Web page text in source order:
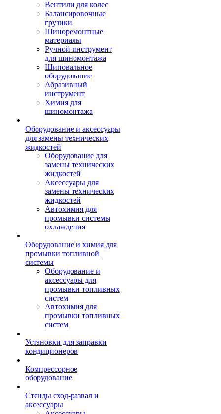
Вентили для колес
Балансировочные
грузики
Шиноремонтные
материалы
Ручной инструмент
для шиномонтажа
Шиповальное
оборудование
Абразивный
инструмент
Химия для
шиномонтажа
Оборудование и аксессуары
для замены технических
жидкостей
Оборудование для
замены технических
жидкостей
Аксессуары для
замены технических
жидкостей
Автохимия для
промывки системы
охлаждения
Оборудование и химия для
промывки топливной
системы
Оборудование и
аксессуары для
промывки топливных
систем
Автохимия для
промывки топливных
систем
Установки для заправки
кондиционеров
Компрессорное
оборудование
Стенды сход-развал и
аксессуары